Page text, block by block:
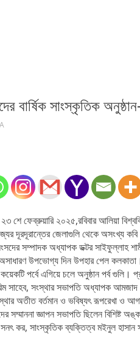
বার্ষিক সাংস্কৃতিক
ফেব্রুয়ারি ২০২৫,রবিবার আলিয়া
দূরদূরান্তের জেলাগুলি থেকে অসংখ্য
সম্পাদক অধ্যাপক ডক্টর সাইফুল্লাহ
উপভোগ্য দিন উপহার পেল
পর্বে এগিয়ে চলে অনুষ্ঠান পর্ব
সাহেব, সংস্থার সভাপতি অধ্যাপক
অতীত বর্তমান ও ভবিষ্যৎ রূপরেখা ও
সম্মাননা জ্ঞাপন সভাপতি ছিলেন বিশিষ্ট
কর, সাংস্কৃতিক ব্যক্তিত্ব মইনুল হাসান